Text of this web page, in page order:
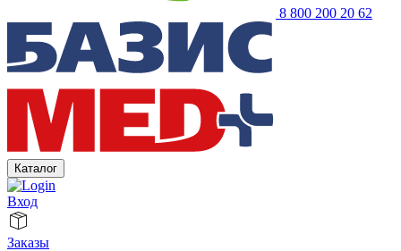
8 800 200 20 62
Каталог
Вход
Заказы